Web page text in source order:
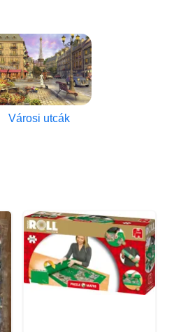
Városi utcák